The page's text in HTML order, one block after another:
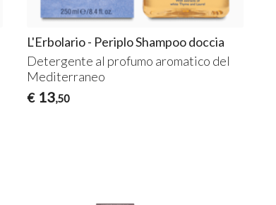
L'Erbolario - Periplo Shampoo doccia
Detergente al profumo aromatico del
Mediterraneo
€ 13,50